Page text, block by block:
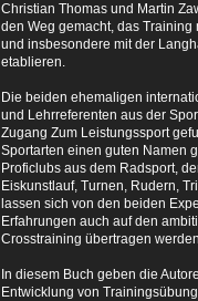
Christian Thomas und Martin
den Weg gemacht, das
und insbesondere mit der
etablieren.
Die beiden ehemaligen
und Lehrreferenten aus der
Zugang Zum Leistungssport
Sportarten einen guten Namen
Proficlubs aus dem Radsport,
Eiskunstlauf, Turnen, Rudern,
lassen sich von den beiden
Erfahrungen auch auf den
Crosstraining übertragen
In diesem Buch geben die
Entwicklung von